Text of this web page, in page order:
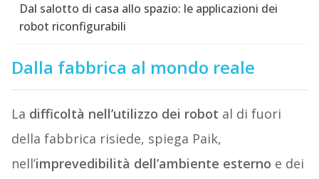
Dal salotto di casa allo spazio: le applicazioni dei
robot riconfigurabili
Dalla fabbrica al mondo reale
La difficoltà nell’utilizzo dei robot al di fuori
della fabbrica risiede, spiega Paik,
nell’imprevedibilità dell’ambiente esterno e dei